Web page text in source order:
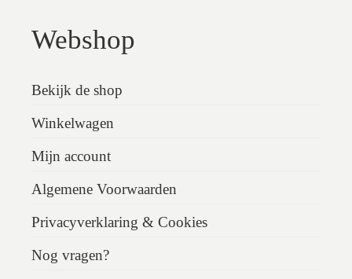
Webshop
Bekijk de shop
Winkelwagen
Mijn account
Algemene Voorwaarden
Privacyverklaring & Cookies
Nog vragen?